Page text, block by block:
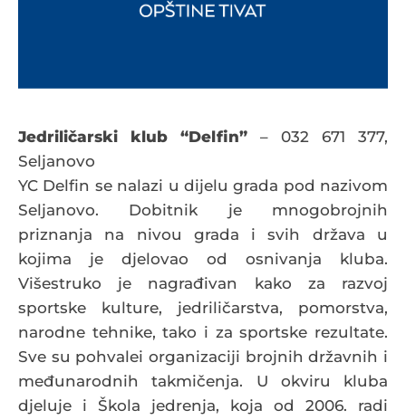
Jedriličarski klub “Delfin” – 032 671 377,
Seljanovo
YC Delfin se nalazi u dijelu grada pod nazivom
Seljanovo. Dobitnik je mnogobrojnih
priznanja na nivou grada i svih država u
kojima je djelovao od osnivanja kluba.
Višestruko je nagrađivan kako za razvoj
sportske kulture, jedriličarstva, pomorstva,
narodne tehnike, tako i za sportske rezultate.
Sve su pohvalei organizaciji brojnih državnih i
međunarodnih takmičenja. U okviru kluba
djeluje i Škola jedrenja, koja od 2006. radi